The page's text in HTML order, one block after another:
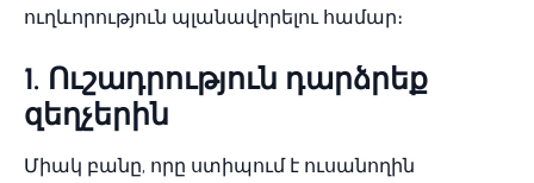
ուղևորություն պլանավորելու համար։
1. Ուշադրություն դարձրեք
զեղչերին
Միակ բանը, որը ստիպում է ուսանողին